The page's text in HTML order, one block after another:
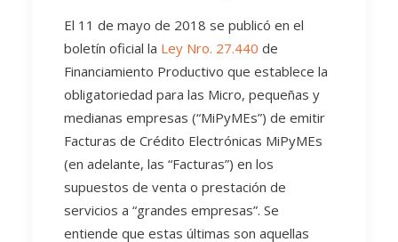
El 11 de mayo de 2018 se publicó en el
boletín oficial la Ley Nro. 27.440 de
Financiamiento Productivo que establece la
obligatoriedad para las Micro, pequeñas y
medianas empresas (“MiPyMEs”) de emitir
Facturas de Crédito Electrónicas MiPyMEs
(en adelante, las “Facturas”) en los
supuestos de venta o prestación de
servicios a “grandes empresas”. Se
entiende que estas últimas son aquellas